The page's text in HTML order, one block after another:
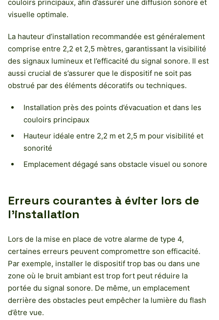
couloirs principaux, afin d’assurer une diffusion sonore et
visuelle optimale.
La hauteur d’installation recommandée est généralement
comprise entre 2,2 et 2,5 mètres, garantissant la visibilité
des signaux lumineux et l’efficacité du signal sonore. Il est
aussi crucial de s’assurer que le dispositif ne soit pas
obstrué par des éléments décoratifs ou techniques.
Installation près des points d’évacuation et dans les
couloirs principaux
Hauteur idéale entre 2,2 m et 2,5 m pour visibilité et
sonorité
Emplacement dégagé sans obstacle visuel ou sonore
Erreurs courantes à éviter lors de
l’installation
Lors de la mise en place de votre alarme de type 4,
certaines erreurs peuvent compromettre son efficacité.
Par exemple, installer le dispositif trop bas ou dans une
zone où le bruit ambiant est trop fort peut réduire la
portée du signal sonore. De même, un emplacement
derrière des obstacles peut empêcher la lumière du flash
d’être vue.